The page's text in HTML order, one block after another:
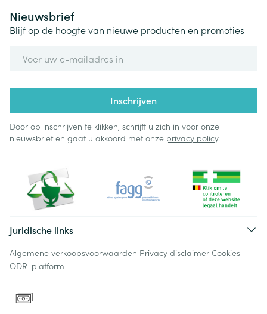
Nieuwsbrief
Blijf op de hoogte van nieuwe producten en promoties
Inschrijven
Door op inschrijven te klikken, schrijft u zich in voor onze
nieuwsbrief en gaat u akkoord met onze privacy policy.
Juridische links
Algemene verkoopsvoorwaarden Privacy disclaimer Cookies
ODR-platform